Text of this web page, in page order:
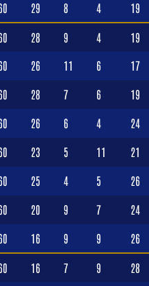
29 8 4 19
28 9 4 19
26 11 6 17
28 7 6 19
26 6 4 24
23 5 11 21
25 4 5 26
20 9 7 24
16 9 9 26
16 7 9 28